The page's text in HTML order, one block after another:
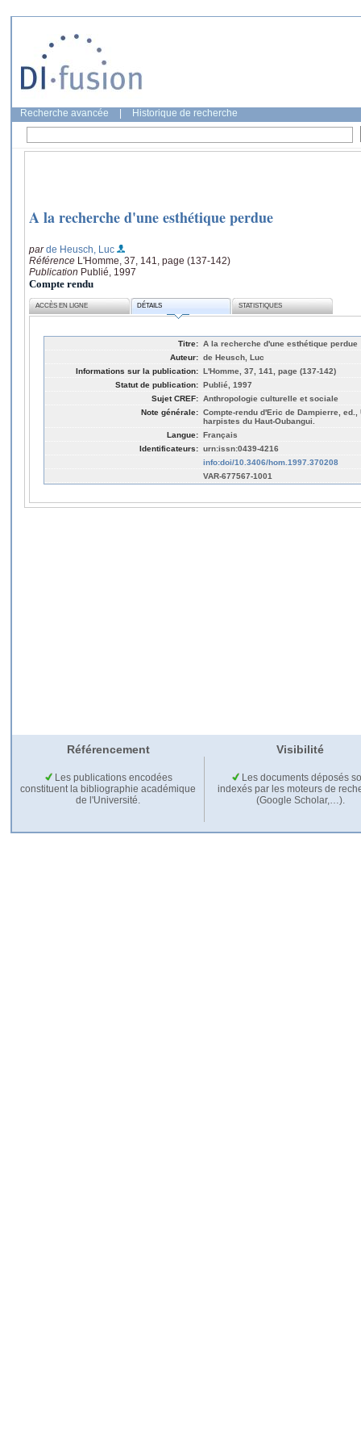
Recherche avancée Historique de recherche
A la recherche d'une esthétique perdue
parde Heusch, Luc
Référence L'Homme, 37, 141, page (137-142)
Publication Publié, 1997
Compte rendu
ACCÈS EN LIGNE DÉTAILS STATISTIQUES
Titre: A la recherche d'une esthétique perdue
Auteur: de Heusch, Luc
Informations sur la publication: L'Homme, 37, 141, page (137-142)
Statut de publication: Publié, 1997
Sujet CREF: Anthropologie culturelle et sociale
Note générale: Compte-rendu d'Eric de Dampierre,
harpistes du Haut-Oubangui.
Langue: Français
Identificateurs: urn:issn:0439-4216
info:doi/10.3406/hom.1997.370208
VAR-677567-1001
Référencement Visibilité
Les publications encodées
constituent la bibliographie académique
de l'Université.
Les documents déposés
indexés par les moteurs de
(Google Scholar,…).